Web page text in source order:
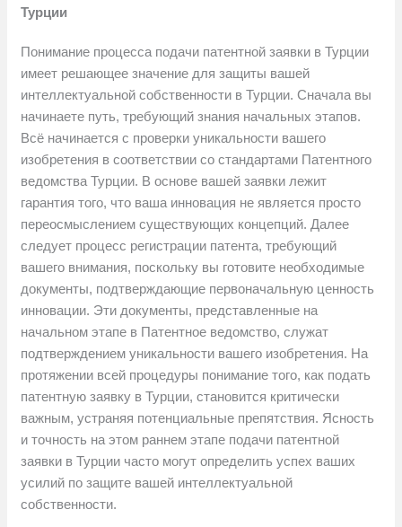
Турции
Понимание процесса подачи патентной заявки в Турции
имеет решающее значение для защиты вашей
интеллектуальной собственности в Турции. Сначала вы
начинаете путь, требующий знания начальных этапов.
Всё начинается с проверки уникальности вашего
изобретения в соответствии со стандартами Патентного
ведомства Турции. В основе вашей заявки лежит
гарантия того, что ваша инновация не является просто
переосмыслением существующих концепций. Далее
следует процесс регистрации патента, требующий
вашего внимания, поскольку вы готовите необходимые
документы, подтверждающие первоначальную ценность
инновации. Эти документы, представленные на
начальном этапе в Патентное ведомство, служат
подтверждением уникальности вашего изобретения. На
протяжении всей процедуры понимание того, как подать
патентную заявку в Турции, становится критически
важным, устраняя потенциальные препятствия. Ясность
и точность на этом раннем этапе подачи патентной
заявки в Турции часто могут определить успех ваших
усилий по защите вашей интеллектуальной
собственности.